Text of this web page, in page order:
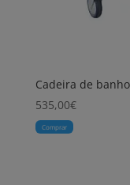
Cadeira de
535,00€
Comprar